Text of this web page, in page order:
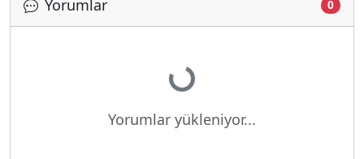
Yorumlar 0
Yükleniyor...
Yorumlar yükleniyor...